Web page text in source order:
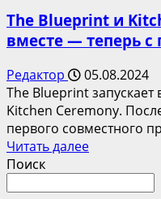
The
Blueprint:
сет
мини-
коктейлей
—
«шортов»
The Blueprint и
вместе — теперь с
Редактор
05.08.2024
The Blueprint
Kitchen Ceremony.
первого совместного
Читать далееПрочитать
Поиск